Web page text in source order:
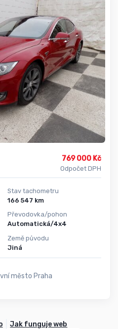
769 000 Kč
Odpočet DPH
Stav tachometru
166 547 km
Převodovka/pohon
Automatická/4x4
Země původu
Jiná
město Praha
Jak funguje web